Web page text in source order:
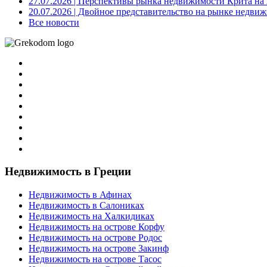
20.07.2026 | Двойное представительство на рынке
Все новости
Недвижимость в Греции
Недвижимость в Афинах
Недвижимость в Салониках
Недвижимость на Халкидиках
Недвижимость на острове Корфу
Недвижимость на острове Родос
Недвижимость на острове Закинф
Недвижимость на острове Тасос